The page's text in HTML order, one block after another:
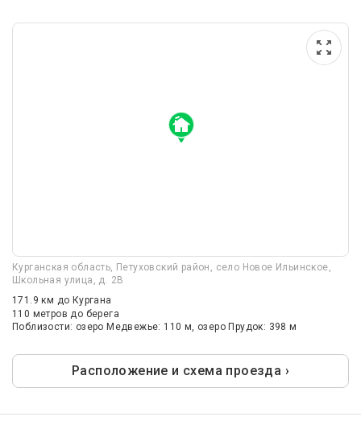
Курганская область, Петуховский район, село Новое Ильинское,
Школьная улица, д. 2В
171.9 км до Кургана
110 метров до берега
Поблизости: озеро Медвежье: 110 м, озеро Прудок: 398 м
Расположение и схема проезда ›